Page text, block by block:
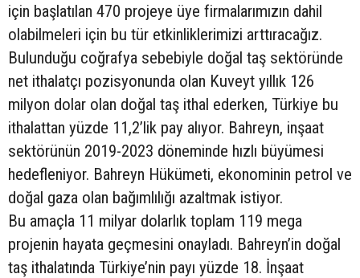
için başlatılan 470 projeye üye firmalarımızın dahil
olabilmeleri için bu tür etkinliklerimizi arttıracağız.
Bulunduğu coğrafya sebebiyle doğal taş sektöründe
net ithalatçı pozisyonunda olan Kuveyt yıllık 126
milyon dolar olan doğal taş ithal ederken, Türkiye bu
ithalattan yüzde 11,2’lik pay alıyor. Bahreyn, inşaat
sektörünün 2019-2023 döneminde hızlı büyümesi
hedefleniyor. Bahreyn Hükümeti, ekonominin petrol ve
doğal gaza olan bağımlılığı azaltmak istiyor.
Bu amaçla 11 milyar dolarlık toplam 119 mega
projenin hayata geçmesini onayladı. Bahreyn’in doğal
taş ithalatında Türkiye’nin payı yüzde 18. İnşaat